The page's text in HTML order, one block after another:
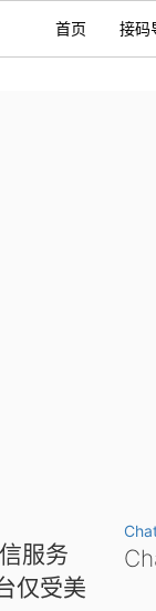
首页 接码
服务
仅受美